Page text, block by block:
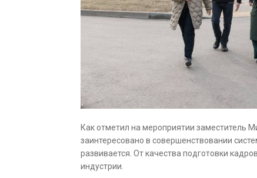
Как отметил на мероприятии заместитель
заинтересовано в совершенствовании
развивается. От качества подготовки
индустрии.